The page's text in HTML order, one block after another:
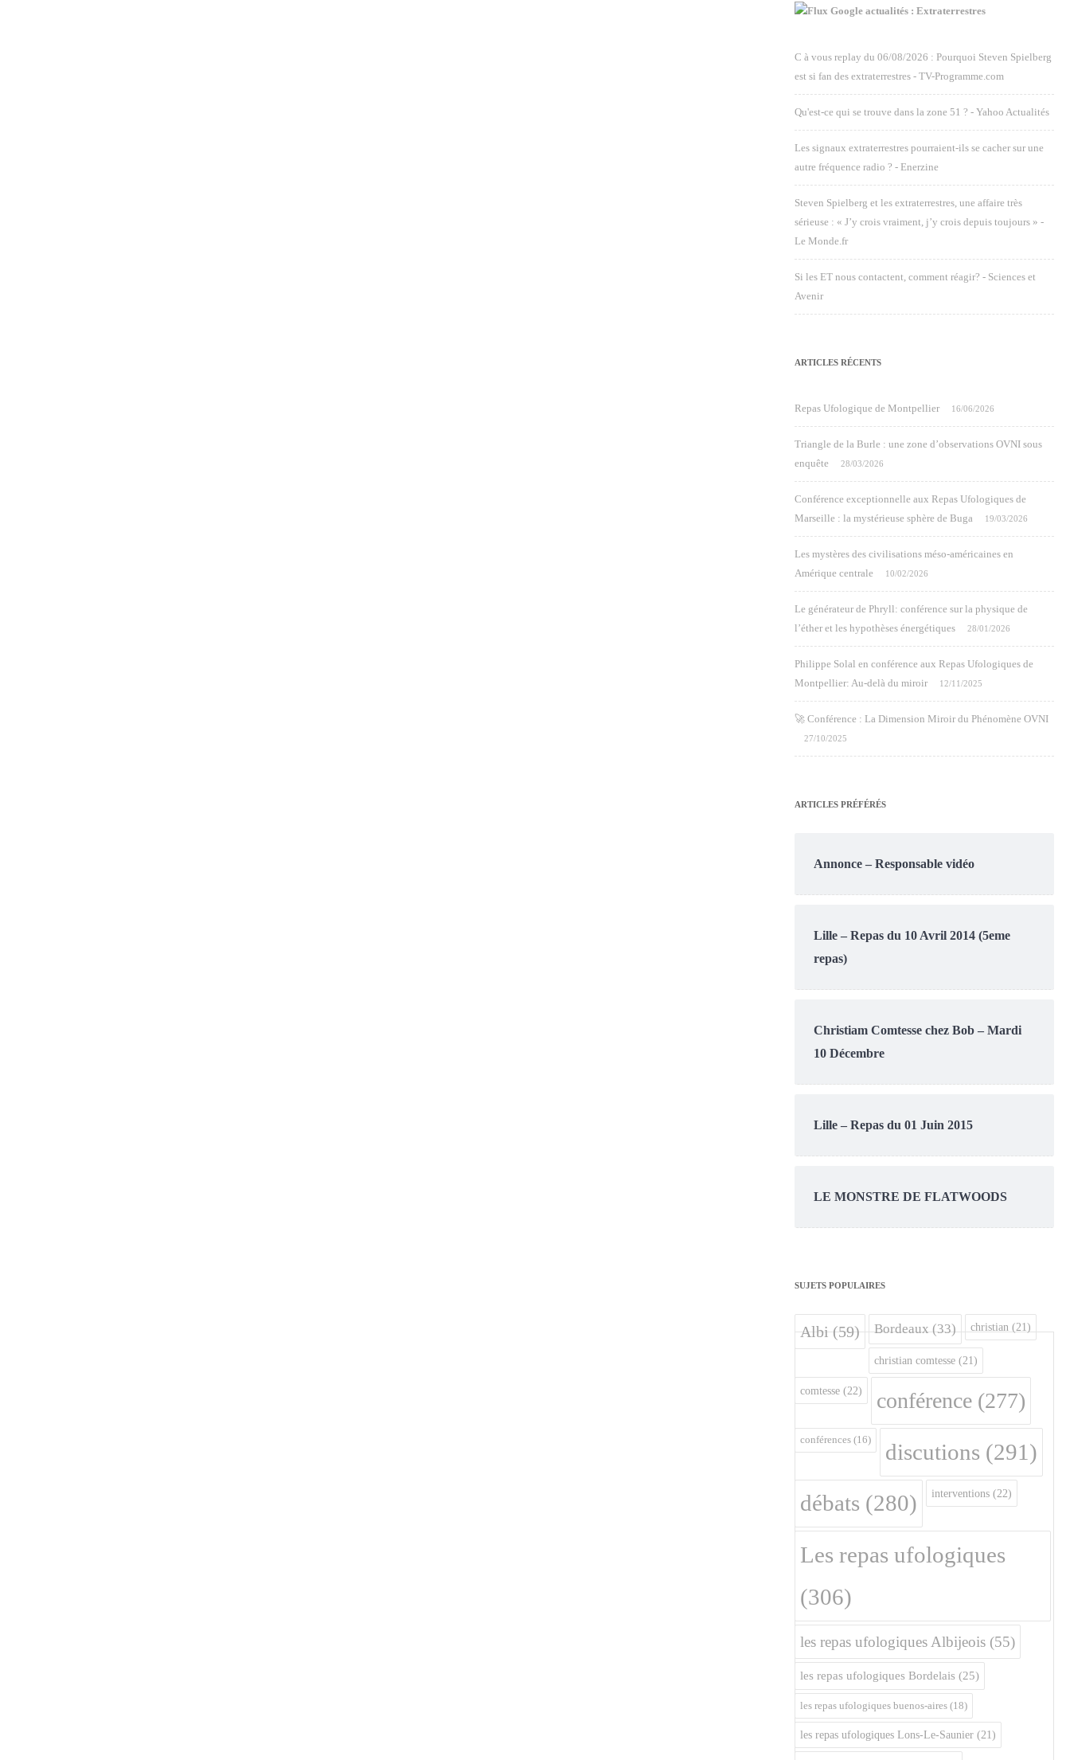
Google actualités : Extraterrestres
C à vous replay du 06/08/2026 : Pourquoi Steven Spielberg
est si fan des extraterrestres - TV-Programme.com
Qu'est-ce qui se trouve dans la zone 51 ? - Yahoo Actualités
Les signaux extraterrestres pourraient-ils se cacher sur une
autre fréquence radio ? - Enerzine
Steven Spielberg et les extraterrestres, une affaire très
sérieuse : « J’y crois vraiment, j’y crois depuis toujours » -
Le Monde.fr
Si les ET nous contactent, comment réagir? - Sciences et
Avenir
ARTICLES RÉCENTS
Repas Ufologique de Montpellier 16/06/2026
Triangle de la Burle : une zone d’observations OVNI sous
enquête
28/03/2026
Conférence exceptionnelle aux Repas Ufologiques de
Marseille : la mystérieuse sphère de Buga
19/03/2026
Les mystères des civilisations méso-américaines en
Amérique centrale
10/02/2026
Le générateur de Phryll: conférence sur la physique de
l’éther et les hypothèses énergétiques
28/01/2026
Philippe Solal en conférence aux Repas Ufologiques de
Montpellier: Au-delà du miroir
12/11/2025
🚀 Conférence : La Dimension Miroir du Phénomène OVNI
27/10/2025
ARTICLES PRÉFÉRÉS
Annonce – Responsable vidéo
Lille – Repas du 10 Avril 2014 (5eme
repas)
Christiam Comtesse chez Bob – Mardi
10 Décembre
Lille – Repas du 01 Juin 2015
LE MONSTRE DE FLATWOODS
SUJETS POPULAIRES
Albi(59) Bordeaux(33) christian (21)
christian comtesse (21)
comtesse (22) conférence (277)
conférences (16) discutions (291)
débats (280) interventions (22)
Les repas ufologiques
(306)
les repas ufologiques Albijeois (55)
les repas ufologiques Bordelais (25)
les repas ufologiques buenos-aires (18)
les repas ufologiques Lons-Le-Saunier (21)